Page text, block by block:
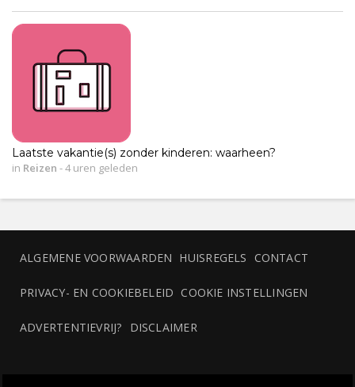
Laatste vakantie(s) zonder kinderen: waarheen?
in Reizen -4 uren geleden
ALGEMENE VOORWAARDEN HUISREGELS CONTACT
PRIVACY- EN COOKIEBELEID COOKIE INSTELLINGEN
ADVERTENTIEVRIJ? DISCLAIMER